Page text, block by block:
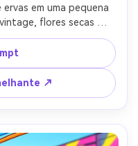
em uma pequena
flores secas
paleta de cores
com textura de grão
vibe calma
lente de 85mm,
rasa-AR 4:5
↗